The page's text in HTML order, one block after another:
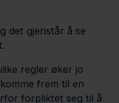
det gjenstår å se
regler øker jo
frem til en
forpliktet seg til å